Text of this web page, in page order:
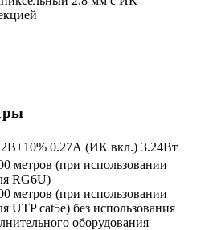
0.27А (ИК вкл.) 3.24Вт
метров (при использовании
RG6U)
метров (при использовании
UTP cat5e) без использования
оборудования